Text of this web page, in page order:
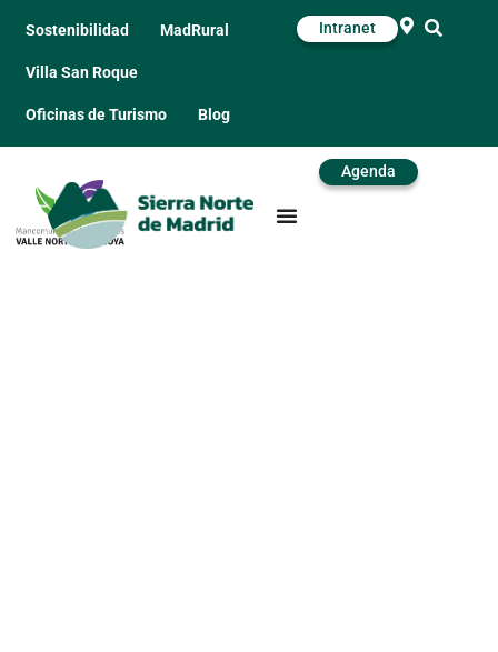
Sostenibilidad MadRural
Villa San Roque
Oficinas de Turismo Blog
Intranet
Agenda